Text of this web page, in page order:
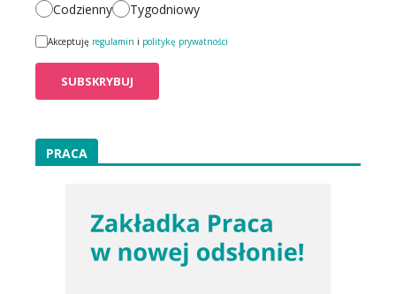
Codzienny Tygodniowy
Akceptuję regulamin i politykę prywatności
PRACA